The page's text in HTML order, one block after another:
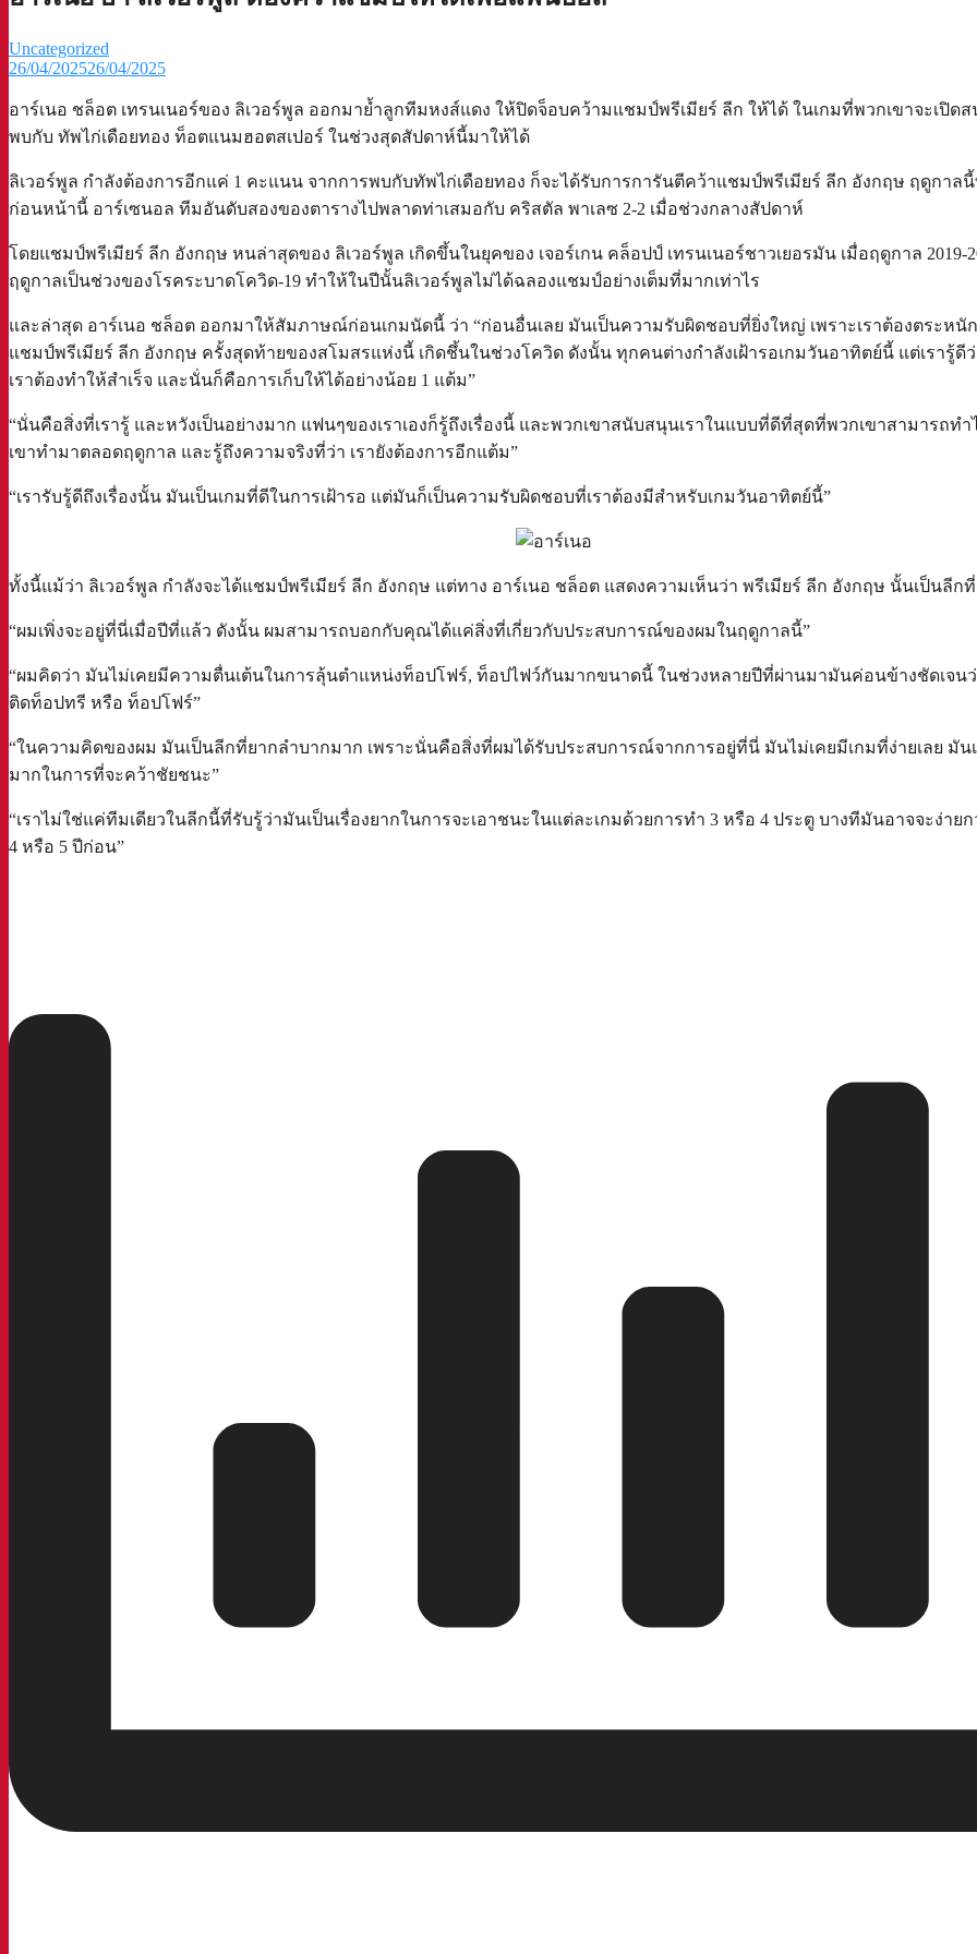
Uncategorized
26/04/202526/04/2025
อาร์เนอ ชล็อต เทรนเนอร์ของ ลิเวอร์พูล ออกมาย้ำลูกทีมหงส์แดง ให้ปิดจ็อบคว้ามแชมป์พรีเมียร์ ลีก ให้ได้ ในเกมที่พวกเขาจะเปิด
พบกับ ทัพไก่เดือยทอง ท็อตแนมฮอตสเปอร์ ในช่วงสุดสัปดาห์นี้มาให้ได้
ลิเวอร์พูล กำลังต้องการอีกแค่ 1 คะแนน จากการพบกับทัพไก่เดือยทอง ก็จะได้รับการการันตีคว้าแชมป์พรีเมียร์ ลีก อังกฤษ ฤดูกาล
ก่อนหน้านี้ อาร์เซนอล ทีมอันดับสองของตารางไปพลาดท่าเสมอกับ คริสตัล พาเลซ 2-2 เมื่อช่วงกลางสัปดาห์
โดยแชมป์พรีเมียร์ ลีก อังกฤษ หนล่าสุดของ ลิเวอร์พูล เกิดขึ้นในยุคของ เจอร์เกน คล็อปป์ เทรนเนอร์ชาวเยอรมัน เมื่อฤดูกาล 2019-
ฤดูกาลเป็นช่วงของโรคระบาดโควิด-19 ทำให้ในปีนั้นลิเวอร์พูลไม่ได้ฉลองแชมป์อย่างเต็มที่มากเท่าไร
และล่าสุด อาร์เนอ ชล็อต ออกมาให้สัมภาษณ์ก่อนเกมนัดนี้ ว่า “ก่อนอื่นเลย มันเป็นความรับผิดชอบที่ยิ่งใหญ่ เพราะเราต้องตระหนั
แชมป์พรีเมียร์ ลีก อังกฤษ ครั้งสุดท้ายของสโมสรแห่งนี้ เกิดชึ้นในช่วงโควิด ดังนั้น ทุกคนต่างกำลังเฝ้ารอเกมวันอาทิตย์นี้ แต่เรารู้ดี
เราต้องทำให้สำเร็จ และนั่นก็คือการเก็บให้ได้อย่างน้อย 1 แต้ม”
“นั่นคือสิ่งที่เรารู้ และหวังเป็นอย่างมาก แฟนๆของเราเองก็รู้ถึงเรื่องนี้ และพวกเขาสนับสนุนเราในแบบที่ดีที่สุดที่พวกเขาสามารถท
เขาทำมาตลอดฤดูกาล และรู้ถึงความจริงที่ว่า เรายังต้องการอีกแต้ม”
“เรารับรู้ดีถึงเรื่องนั้น มันเป็นเกมที่ดีในการเฝ้ารอ แต่มันก็เป็นความรับผิดชอบที่เราต้องมีสำหรับเกมวันอาทิตย์นี้”
ทั้งนี้แม้ว่า ลิเวอร์พูล กำลังจะได้แชมป์พรีเมียร์ ลีก อังกฤษ แต่ทาง อาร์เนอ ชล็อต แสดงความเห็นว่า พรีเมียร์ ลีก อังกฤษ นั้นเป็นลีก
“ผมเพิ่งจะอยู่ที่นี่เมื่อปีที่แล้ว ดังนั้น ผมสามารถบอกกับคุณได้แค่สิ่งที่เกี่ยวกับประสบการณ์ของผมในฤดูกาลนี้”
“ผมคิดว่า มันไม่เคยมีความตื่นเต้นในการลุ้นตำแหน่งท็อปโฟร์, ท็อปไฟว์กันมากขนาดนี้ ในช่วงหลายปีที่ผ่านมามันค่อนข้างชัดเจน
ติดท็อปทรี หรือ ท็อปโฟร์”
“ในความคิดของผม มันเป็นลีกที่ยากลำบากมาก เพราะนั่นคือสิ่งที่ผมได้รับประสบการณ์จากการอยู่ที่นี่ มันไม่เคยมีเกมที่ง่ายเลย มัน
มากในการที่จะคว้าชัยชนะ”
“เราไม่ใช่แค่ทีมเดียวในลีกนี้ที่รับรู้ว่ามันเป็นเรื่องยากในการจะเอาชนะในแต่ละเกมด้วยการทำ 3 หรือ 4 ประตู บางทีมันอาจจะง่ายก
4 หรือ 5 ปีก่อน”